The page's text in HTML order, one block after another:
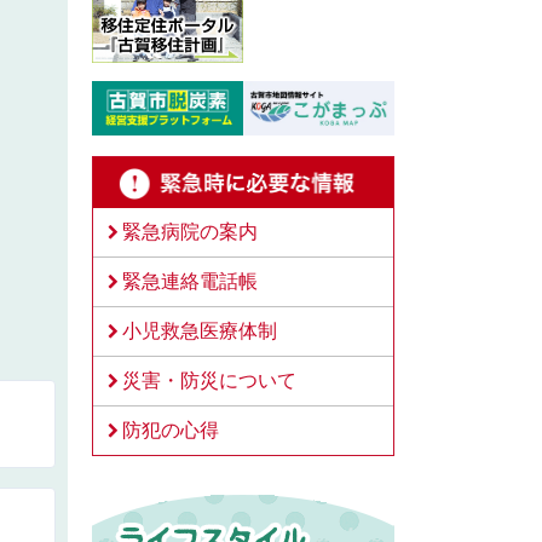
緊急病院の案内
緊急連絡電話帳
小児救急医療体制
災害・防災について
防犯の心得